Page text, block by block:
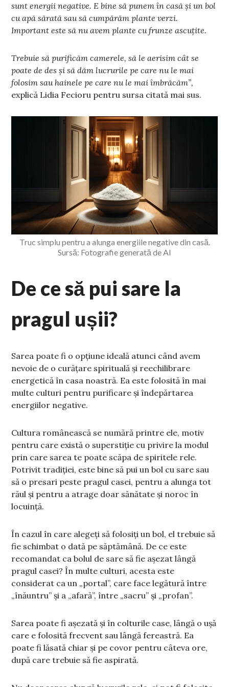
sunt energii negative. E bine să punem în casă și un bol
cu apă sărată sau să cumpărăm plante verzi.
Important este să nu avem plante cu frunze ascuțite.
Trebuie să purificăm camerele, să le aerisim cât se
poate de des și să dăm lucrurile pe care nu le mai
folosim sau hainele pe care nu le mai îmbrăcăm”,
explică Lidia Fecioru pentru sursa citată mai sus.
Truc simplu pentru a alunga energiile negative din casă.
Sursă: Fotografie generată de AI
De ce să pui sare la
pragul ușii?
Sarea poate fi o opțiune ideală atunci când avem
nevoie de o curățare spirituală și reechilibrare
energetică în casa noastră. Ea este folosită în mai
multe culturi pentru purificare și îndepărtarea
energiilor negative.
Cultura românească se numără printre ele, motiv
pentru care există o superstiție cu privire la modul
prin care sarea te poate scăpa de spiritele rele.
Potrivit tradiției, este bine să pui un bol cu sare sau
să o presari peste pragul casei, pentru a alunga tot
răul și pentru a atrage doar sănătate și noroc în
locuință.
În cazul în care alegeți să folosiți un bol, el trebuie să
fie schimbat o dată pe săptămână. De ce este
recomandat ca bolul de sare să fie așezat lângă
pragul casei? În multe culturi, acesta este
considerat ca un „portal”, care face legătură între
„înăuntru” și a „afară”, între „sacru” și „profan”.
Sarea poate fi așezată și în colturile case, lângă o ușă
care e folosită frecvent sau lângă fereastră. Ea
poate fi lăsată chiar și pe covor pentru câteva ore,
după care trebuie să fie aspirată.